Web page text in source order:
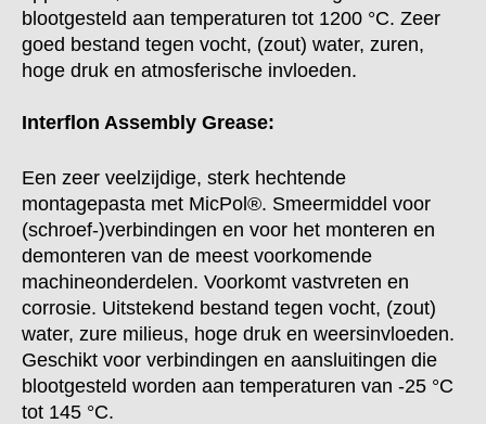
blootgesteld aan temperaturen tot 1200 °C. Zeer
goed bestand tegen vocht, (zout) water, zuren,
hoge druk en atmosferische invloeden.
Interflon Assembly Grease:
Een zeer veelzijdige, sterk hechtende
montagepasta met MicPol®. Smeermiddel voor
(schroef-)verbindingen en voor het monteren en
demonteren van de meest voorkomende
machineonderdelen. Voorkomt vastvreten en
corrosie. Uitstekend bestand tegen vocht, (zout)
water, zure milieus, hoge druk en weersinvloeden.
Geschikt voor verbindingen en aansluitingen die
blootgesteld worden aan temperaturen van -25 °C
tot 145 °C.